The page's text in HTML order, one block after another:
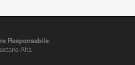
Responsabile:
Aita